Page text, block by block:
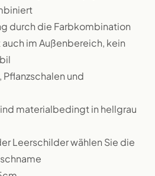
durch die Farbkombination
im Außenbereich, kein
und
materialbedingt in hellgrau
Leerschilder wählen Sie die